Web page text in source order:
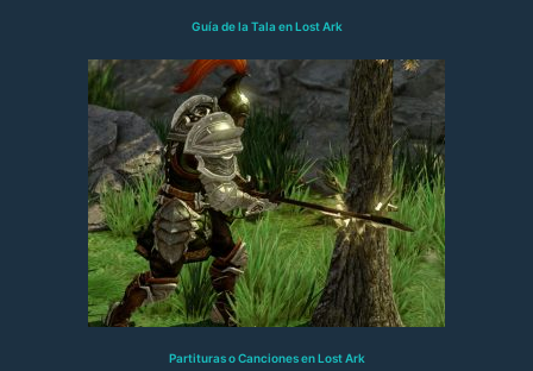
Guía de la Tala en Lost Ark
Partituras o Canciones en Lost Ark